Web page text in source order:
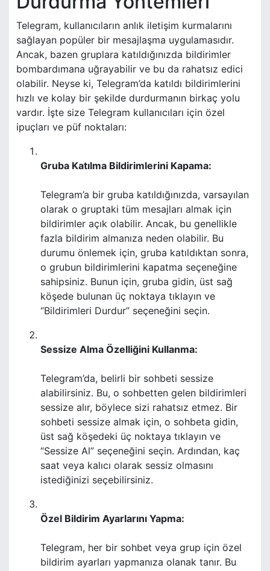
Telegram, kullanıcıların anlık iletişim kurmalarını
sağlayan popüler bir mesajlaşma uygulamasıdır.
Ancak, bazen gruplara katıldığınızda bildirimler
bombardımana uğrayabilir ve bu da rahatsız edici
olabilir. Neyse ki, Telegram’da katıldı bildirimlerini
hızlı ve kolay bir şekilde durdurmanın birkaç yolu
vardır. İşte size Telegram kullanıcıları için özel
ipuçları ve püf noktaları:
Gruba Katılma Bildirimlerini Kapama:
Telegram’a bir gruba katıldığınızda, varsayılan
olarak o gruptaki tüm mesajları almak için
bildirimler açık olabilir. Ancak, bu genellikle
fazla bildirim almanıza neden olabilir. Bu
durumu önlemek için, gruba katıldıktan sonra,
o grubun bildirimlerini kapatma seçeneğine
sahipsiniz. Bunun için, gruba gidin, üst sağ
köşede bulunan üç noktaya tıklayın ve
“Bildirimleri Durdur” seçeneğini seçin.
Sessize Alma Özelliğini Kullanma:
Telegram’da, belirli bir sohbeti sessize
alabilirsiniz. Bu, o sohbetten gelen bildirimleri
sessize alır, böylece sizi rahatsız etmez. Bir
sohbeti sessize almak için, o sohbeta gidin,
üst sağ köşedeki üç noktaya tıklayın ve
“Sessize Al” seçeneğini seçin. Ardından, kaç
saat veya kalıcı olarak sessiz olmasını
istediğinizi seçebilirsiniz.
Özel Bildirim Ayarlarını Yapma:
Telegram, her bir sohbet veya grup için özel
bildirim ayarları yapmanıza olanak tanır. Bu